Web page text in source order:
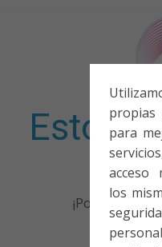
para
acceso
los
Esto no
¡Porque no